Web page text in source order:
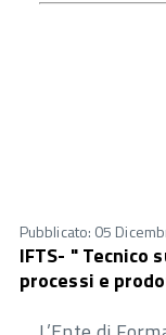
Pubblicato: 05
IFTS- " Tecnico
processi e